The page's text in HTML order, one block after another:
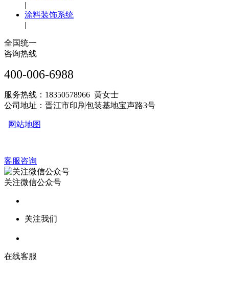
|
涂料装饰系统
|
全国统一
咨询热线
400-006-6988
服务热线：18350578966 黄女士
公司地址：晋江市印刷包装基地宝声路3号
网站地图
客服咨询
关注微信公众号
关注我们
在线客服